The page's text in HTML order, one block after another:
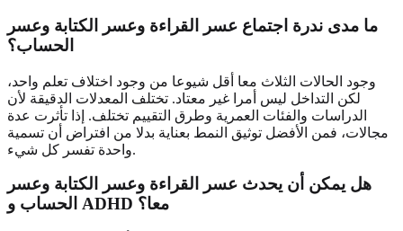
ما مدى ندرة اجتماع عسر القراءة وعسر الكتابة وعسر
الحساب؟
وجود الحالات الثلاث معا أقل شيوعا من وجود اختلاف تعلم واحد،
لكن التداخل ليس أمرا غير معتاد. تختلف المعدلات الدقيقة لأن
الدراسات والفئات العمرية وطرق التقييم تختلف. إذا تأثرت عدة
مجالات، فمن الأفضل توثيق النمط بعناية بدلا من افتراض أن تسمية
واحدة تفسر كل شيء.
هل يمكن أن يحدث عسر القراءة وعسر الكتابة وعسر
الحساب و ADHD معا؟